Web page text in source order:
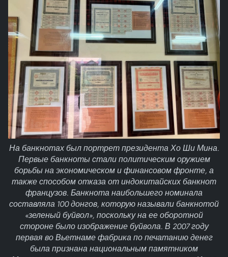
На банкнотах был портрет президента Хо Ши Мина.
Первые банкноты стали политическим оружием
борьбы на экономическом и финансовом фронте, а
также способом отказа от индокитайских банкнот
французов. Банкнота наибольшего номинала
составляла 100 донгов, которую называли банкнотой
«зеленый буйвол», поскольку на ее оборотной
стороне было изображение буйвола. В 2007 году
первая во Вьетнаме фабрика по печатанию денег
была признана национальным памятником